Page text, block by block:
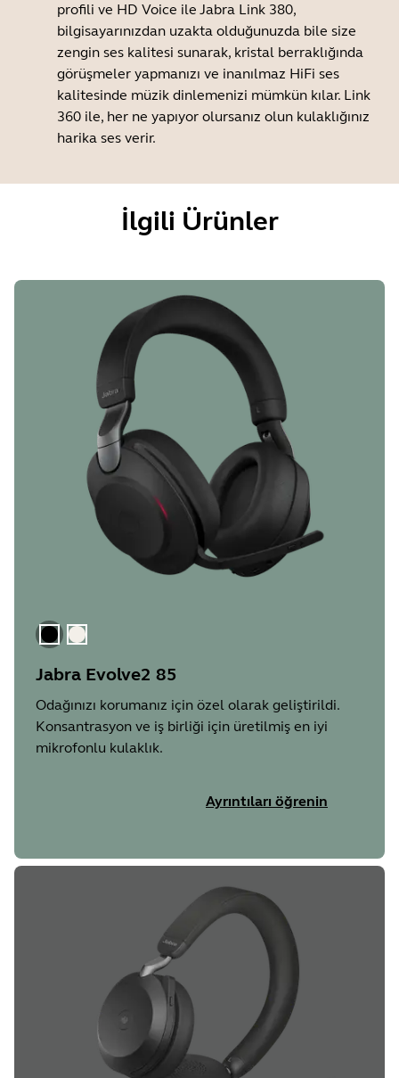
profili ve HD Voice ile Jabra Link 380,
bilgisayarınızdan uzakta olduğunuzda bile size
zengin ses kalitesi sunarak, kristal berraklığında
görüşmeler yapmanızı ve inanılmaz HiFi ses
kalitesinde müzik dinlemenizi mümkün kılar. Link
360 ile, her ne yapıyor olursanız olun kulaklığınız
harika ses verir.
İlgili Ürünler
SiyahAltın Bej
Jabra Evolve2 85
Odağınızı korumanız için özel olarak geliştirildi.
Konsantrasyon ve iş birliği için üretilmiş en iyi
mikrofonlu kulaklık.
Ayrıntıları öğrenin